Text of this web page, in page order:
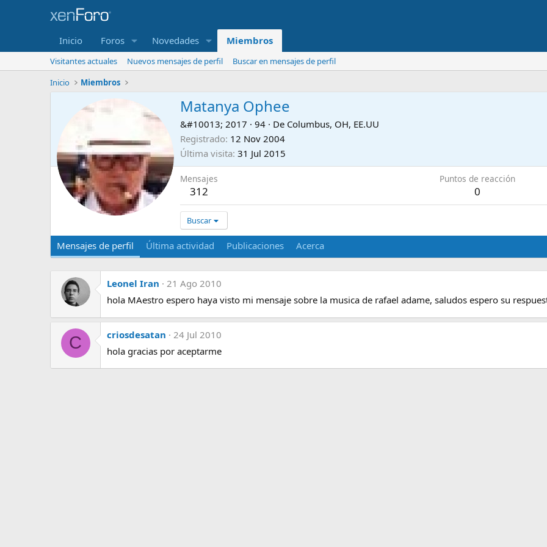
Inicio Foros Novedades Miembros
Visitantes actuales Nuevos mensajes de perfil
Buscar en mensajes de perfil
Inicio
Miembros
Matanya Ophee
&#10013; 2017 · 94 · De Columbus, OH, EE.UU
Registrado 12 Nov 2004
Última visita 31 Jul 2015
Mensajes
312
Puntos de reacción
0
Buscar
Mensajes de perfil Última actividad Publicaciones Acerca
Leonel Iran
21 Ago 2010
hola MAestro espero haya visto mi mensaje sobre la musica de rafael adame, saludos espero su
C criosdesatan
24 Jul 2010
hola gracias por aceptarme